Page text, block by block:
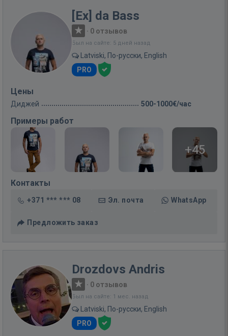
[Ex] da Bass
· 0 отзывов
Был на сайте: 5 дней назад
Latviski, По-русски, English
PRO
Цены
Диджей 500-1000€/час
Примеры работ
+45
Контакты
+371 *** *** 08 Эл. почта WhatsApp
Предложить заказ
Drozdovs Andris
· 0 отзывов
Был на сайте: 1 мес. назад
Latviski, По-русски, English
PRO